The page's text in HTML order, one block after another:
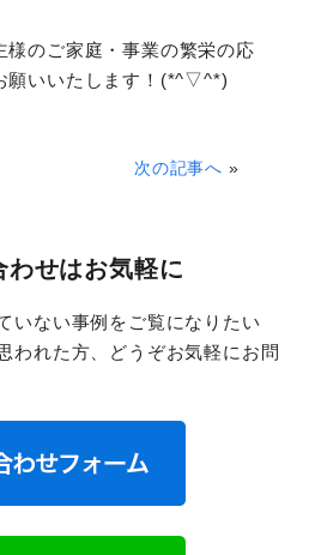
様のご家庭・事業の繁栄の応
願いいたします！(*^▽^*)
次の記事へ »
わせはお気軽に
いない事例をご覧になりたい
われた方、どうぞお気軽にお問